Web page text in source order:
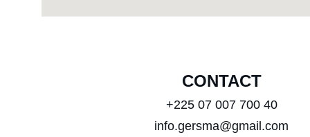
CONTACT
+225 07 007 700 40
info.gersma@gmail.com